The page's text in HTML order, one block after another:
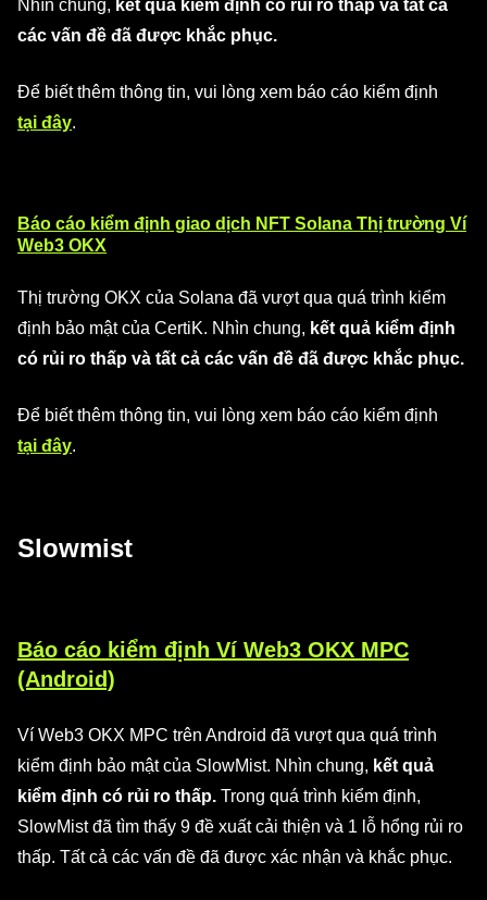
Nhìn chung, kết quả kiểm định có rủi ro thấp và tất cả
các vấn đề đã được khắc phục.
Để biết thêm thông tin, vui lòng xem báo cáo kiểm định
tại đây.
Báo cáo kiểm định giao dịch NFT Solana Thị trường Ví
Web3 OKX
Thị trường OKX của Solana đã vượt qua quá trình kiểm
định bảo mật của CertiK. Nhìn chung, kết quả kiểm định
có rủi ro thấp và tất cả các vấn đề đã được khắc phục.
Để biết thêm thông tin, vui lòng xem báo cáo kiểm định
tại đây.
Slowmist
Báo cáo kiểm định Ví Web3 OKX MPC
(Android)
Ví Web3 OKX MPC trên Android đã vượt qua quá trình
kiểm định bảo mật của SlowMist. Nhìn chung, kết quả
kiểm định có rủi ro thấp. Trong quá trình kiểm định,
SlowMist đã tìm thấy 9 đề xuất cải thiện và 1 lỗ hổng rủi ro
thấp. Tất cả các vấn đề đã được xác nhận và khắc phục.